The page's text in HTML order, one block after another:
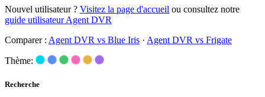
Nouvel utilisateur ? Visitez la page d'accueil ou consultez notre
guide utilisateur Agent DVR
Comparer : Agent DVR vs Blue Iris · Agent DVR vs Frigate
Thème:
Recherche